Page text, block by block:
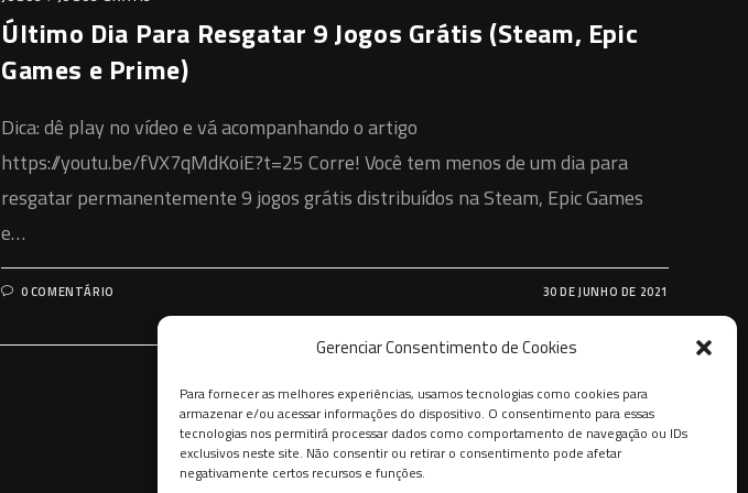
Gerenciar Consentimento de Cookies
Para fornecer as melhores experiências, usamos tecnologias como cookies para
armazenar e/ou acessar informações do dispositivo. O consentimento para essas
tecnologias nos permitirá processar dados como comportamento de navegação ou IDs
exclusivos neste site. Não consentir ou retirar o consentimento pode afetar
negativamente certos recursos e funções.
Último Dia Para Resgatar 9 Jogos Grátis (Steam, Epic
Games e Prime)
Dica: dê play no vídeo e vá acompanhando o artigo
https://youtu.be/fVX7qMdKoiE?t=25 Corre! Você tem menos de um dia para
resgatar permanentemente 9 jogos grátis distribuídos na Steam, Epic Games
e…
0 COMENTÁRIO 30 DE JUNHO DE 2021